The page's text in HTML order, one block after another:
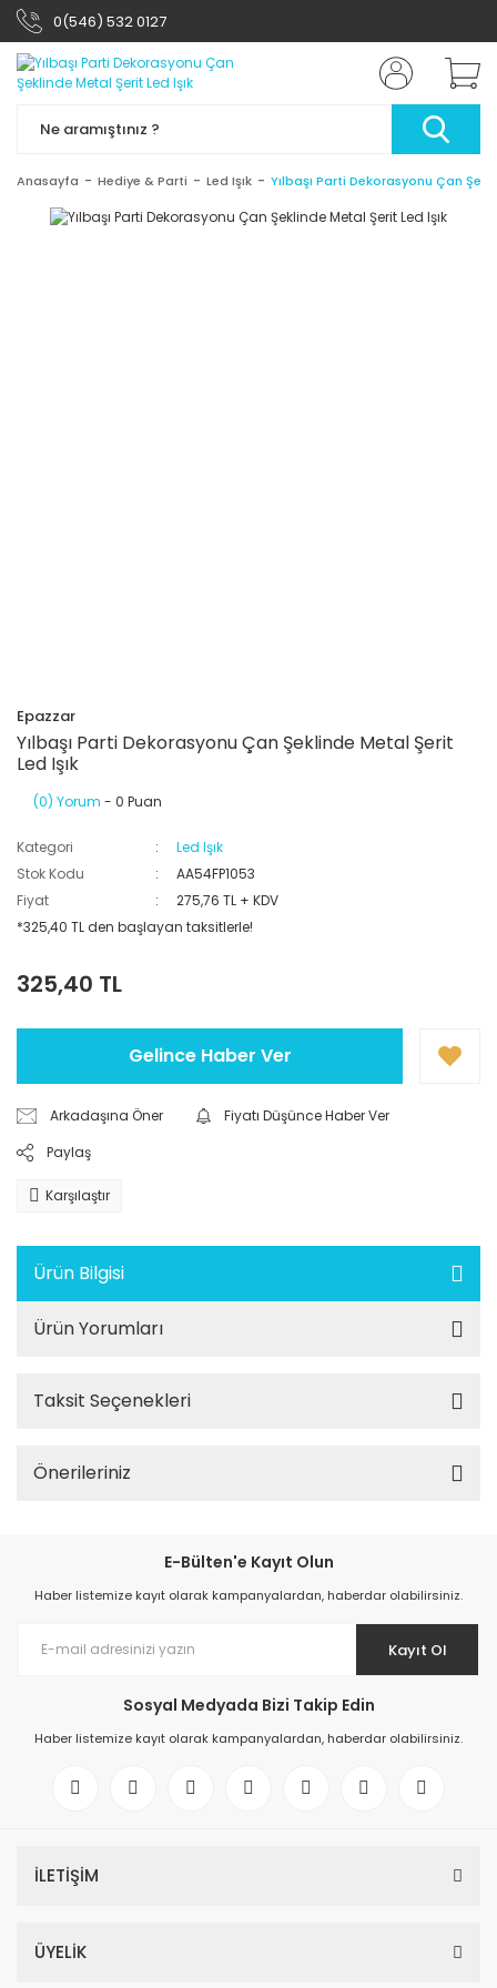
0(546) 532 0127
Anasayfa Hediye & Parti Led Işık Yılbaşı Parti Dekorasyonu Çan
Epazzar
Yılbaşı Parti Dekorasyonu Çan Şeklinde Metal Şerit
Led Işık
(0) Yorum - 0 Puan
Kategori
Led Işık
Stok Kodu
AA54FP1053
Fiyat
275,76 TL + KDV
*325,40 TL den başlayan taksitlerle!
325,40 TL
Gelince Haber Ver
Arkadaşına Öner
Fiyatı Düşünce Haber Ver
Paylaş
Karşılaştır
Ürün Bilgisi
Ürün Yorumları
Taksit Seçenekleri
Önerileriniz
E-Bülten'e Kayıt Olun
Haber listemize kayıt olarak kampanyalardan, haberdar olabilirsiniz.
Kayıt Ol
Sosyal Medyada Bizi Takip Edin
Haber listemize kayıt olarak kampanyalardan, haberdar olabilirsiniz.
İLETİŞİM
ÜYELİK